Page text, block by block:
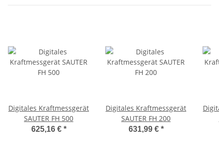
Digitales Kraftmessgerät
SAUTER FH 500
625,16 € *
Digitales Kraftmessgerät
SAUTER FH 200
631,99 € *